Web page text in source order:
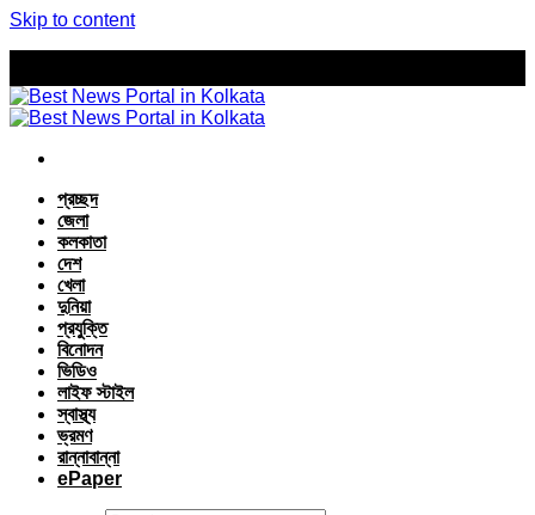
Skip to content
প্রচ্ছদ
জেলা
কলকাতা
দেশ
খেলা
দুনিয়া
প্রযুক্তি
বিনোদন
ভিডিও
লাইফ স্টাইল
স্বাস্থ্য
ভ্রমণ
রান্নাবান্না
ePaper